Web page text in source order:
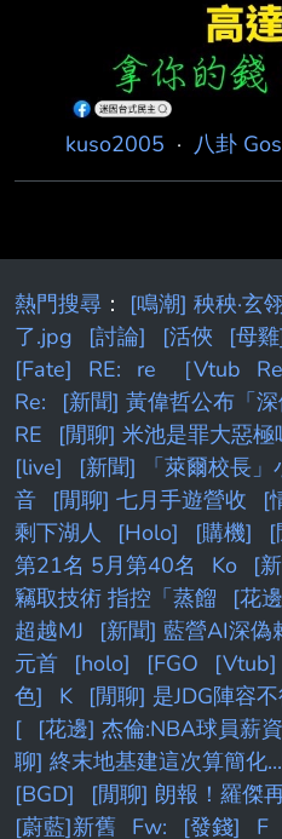
kuso2005 · 八卦
熱門搜尋 ： [鳴潮] 秧秧·玄
了.jpg
[討論] [活俠 [母
[Fate]
RE: re ［Vtub Re
Re:
[新聞] 黃偉哲公布「
RE
[閒聊] 米池是罪大惡極
[live]
[新聞] 「萊爾校長
音
[閒聊] 七月手遊營收
[
剩下湖人
[Holo] [購機]
[
第21名 5月第40名
Ko
[
竊取技術 指控「蒸餾
[花
超越MJ
[新聞] 藍營AI深偽
元首
[holo] [FGO [Vtub]
色]
K [閒聊] 是JDG陣容
[
[花邊] 杰倫:NBA球員薪
聊] 終末地基建這次算簡化
[BGD]
[閒聊] 朗報！羅傑
[蔚藍]新舊 Fw: [發錢] F